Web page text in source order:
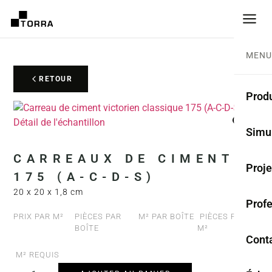
MENU
RETOUR
CARREAUX DE CIMENT
175 (A-C-D-S)
20 x 20 x 1,8 cm
PRIX PAR M²
PIÈCES PAR
BOÎTE
M² PAR BOÎTE
PIÈCES PAR
M²
M² REQUIS